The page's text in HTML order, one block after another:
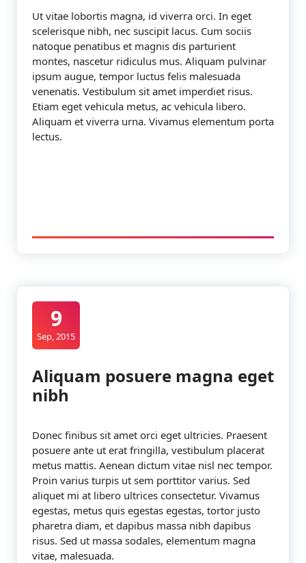
Ut vitae lobortis magna, id viverra orci. In eget
scelerisque nibh, nec suscipit lacus. Cum sociis
natoque penatibus et magnis dis parturient
montes, nascetur ridiculus mus. Aliquam pulvinar
ipsum augue, tempor luctus felis malesuada
venenatis. Vestibulum sit amet imperdiet risus.
Etiam eget vehicula metus, ac vehicula libero.
Aliquam et viverra urna. Vivamus elementum porta
lectus.
9
Sep, 2015
Aliquam posuere magna eget
nibh
Donec finibus sit amet orci eget ultricies. Praesent
posuere ante ut erat fringilla, vestibulum placerat
metus mattis. Aenean dictum vitae nisl nec tempor.
Proin varius turpis ut sem porttitor varius. Sed
aliquet mi at libero ultrices consectetur. Vivamus
egestas, metus quis egestas egestas, tortor justo
pharetra diam, et dapibus massa nibh dapibus
risus. Sed ut massa sodales, elementum magna
vitae, malesuada.